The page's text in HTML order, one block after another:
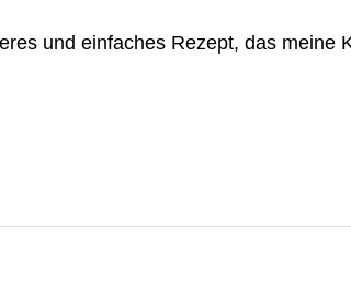
und einfaches Rezept, das meine